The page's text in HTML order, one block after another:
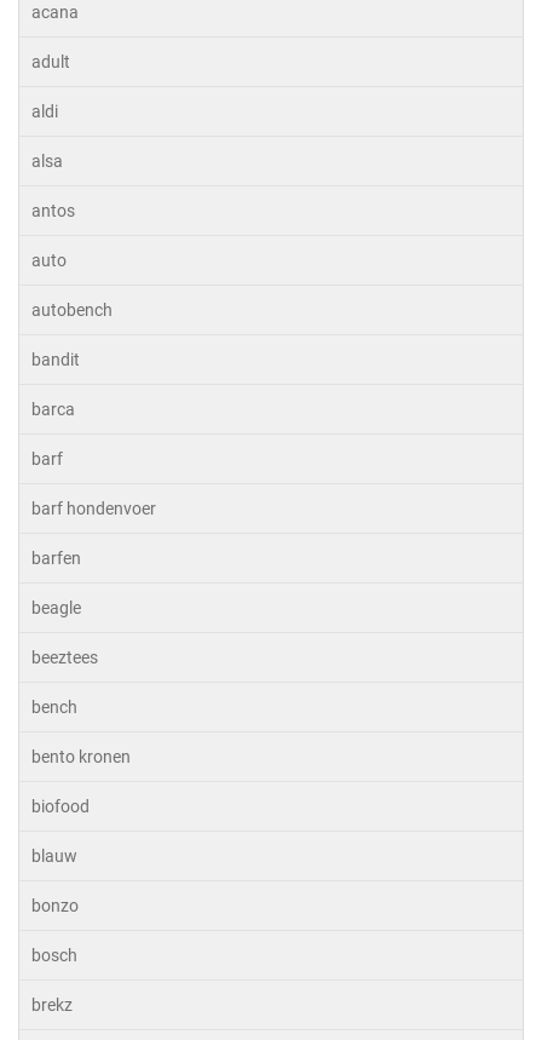
acana
adult
aldi
alsa
antos
auto
autobench
bandit
barca
barf
barf hondenvoer
barfen
beagle
beeztees
bench
bento kronen
biofood
blauw
bonzo
bosch
brekz